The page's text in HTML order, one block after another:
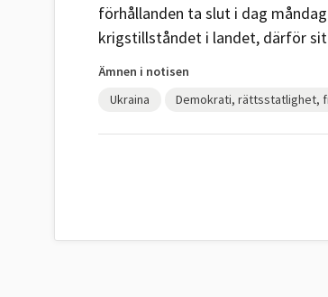
förhållanden ta slut i dag
krigstillståndet i landet, därför
Ämnen i notisen
Ukraina
Demokrati, rättsstatlighet,